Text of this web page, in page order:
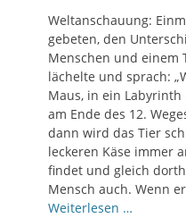
Weltanschauung:
gebeten, den
Menschen und einem
lächelte und sprach:
Maus, in ein
am Ende des 12.
dann wird das Tier
leckeren Käse immer
findet und gleich
Mensch auch. Wenn
Weiterlesen …